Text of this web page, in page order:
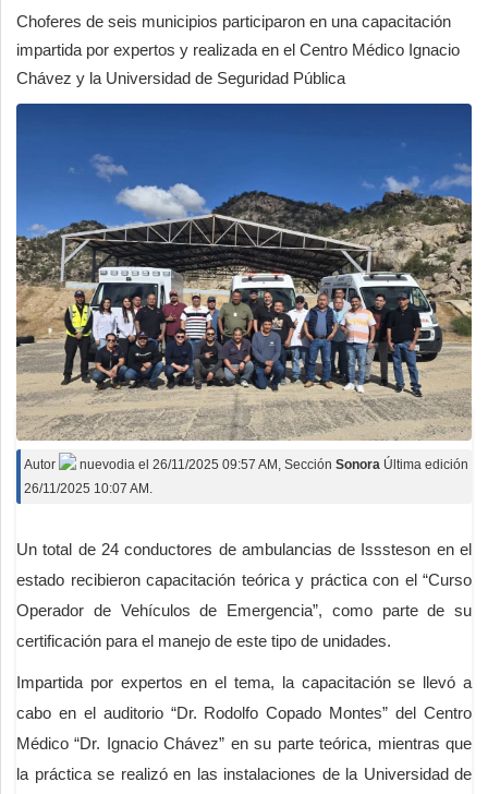
Choferes de seis municipios participaron en una capacitación
impartida por expertos y realizada en el Centro Médico Ignacio
Chávez y la Universidad de Seguridad Pública
Autor nuevodia el 26/11/2025 09:57 AM , Sección Sonora Última edición
26/11/2025 10:07 AM.
Un total de 24 conductores de ambulancias de Isssteson en el
estado recibieron capacitación teórica y práctica con el “Curso
Operador de Vehículos de Emergencia”, como parte de su
certificación para el manejo de este tipo de unidades.
Impartida por expertos en el tema, la capacitación se llevó a
cabo en el auditorio “Dr. Rodolfo Copado Montes” del Centro
Médico “Dr. Ignacio Chávez” en su parte teórica, mientras que
la práctica se realizó en las instalaciones de la Universidad de